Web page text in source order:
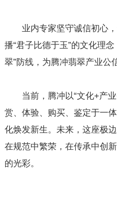
业内专家坚守诚信初心，
播“君子比德于玉”的文化理
翠”防线，为腾冲翡翠产业公
当前，腾冲以“文化+产业
赏、体验、购买、鉴定于一
化焕发新生。未来，这座极
在规范中繁荣，在传承中创
的光彩。